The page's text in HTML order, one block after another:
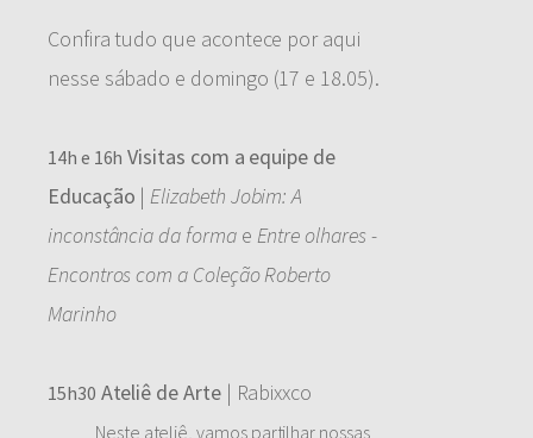
Confira tudo que acontece por aqui
nesse sábado e domingo (17 e 18.05).
14h e 16h Visitas com a equipe de
Educação |Elizabeth Jobim: A
inconstância da forma e Entre olhares -
Encontros com a Coleção Roberto
Marinho
15h30 Ateliê de Arte| Rabixxco
Neste ateliê, vamos partilhar nossas